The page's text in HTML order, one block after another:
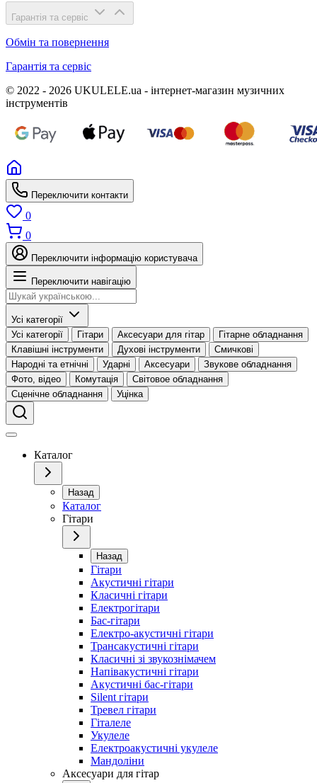
Гарантія та сервіс
Обмін та повернення
Гарантія та сервіс
© 2022 - 2026 UKULELE.ua - інтернет-магазин музичних
інструментів
Переключити контакти
0
0
Переключити інформацію користувача
Переключити навігацію
Усі категорії
Усі категорії
Гітари Аксесуари для гітар
Гітарне обладнання
Клавішні інструменти
Духові інструменти
Смичкові
Народні та етнічні
Ударні Аксесуари
Звукове обладнання
Фото, відео
Комутація
Світовое обладнання
Сценічне обладнання
Уцінка
Каталог
Назад
Каталог
Гітари
Назад
Гітари
Акустичні гітари
Класичні гітари
Електрогітари
Бас-гітари
Електро-акустичні гітари
Трансакустичні гітари
Класичні зі звукознімачем
Напівакустичні гітари
Акустичні бас-гітари
Silent гітари
Тревел гітари
Гіталеле
Укулеле
Електроакустичні укулеле
Мандоліни
Аксесуари для гітар